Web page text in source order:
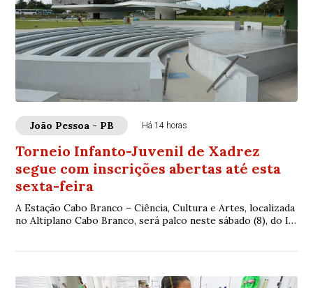
João Pessoa - PB Há 14 horas
Torneio Infanto-Juvenil de Xadrez
segue com inscrições abertas até esta
sexta-feira
A Estação Cabo Branco – Ciência, Cultura e Artes, localizada
no Altiplano Cabo Branco, será palco neste sábado (8), do IIº